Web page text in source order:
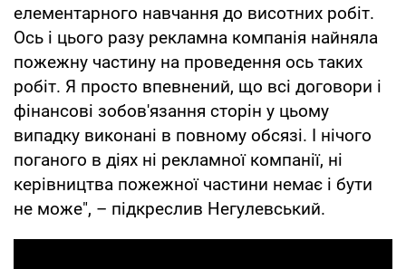
елементарного навчання до висотних робіт.
Ось і цього разу рекламна компанія найняла
пожежну частину на проведення ось таких
робіт. Я просто впевнений, що всі договори і
фінансові зобов'язання сторін у цьому
випадку виконані в повному обсязі. І нічого
поганого в діях ні рекламної компанії, ні
керівництва пожежної частини немає і бути
не може", – підкреслив Негулевський.